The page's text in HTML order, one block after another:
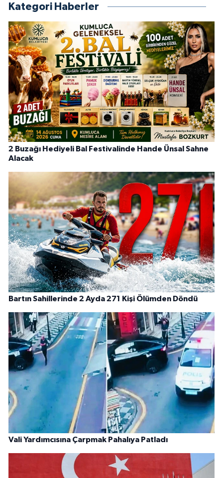
Kategori Haberler
2 Buzağı Hediyeli Bal Festivalinde Hande Ünsal Sahne
Alacak
Bartın Sahillerinde 2 Ayda 271 Kişi Ölümden Döndü
Vali Yardımcısına Çarpmak Pahalıya Patladı